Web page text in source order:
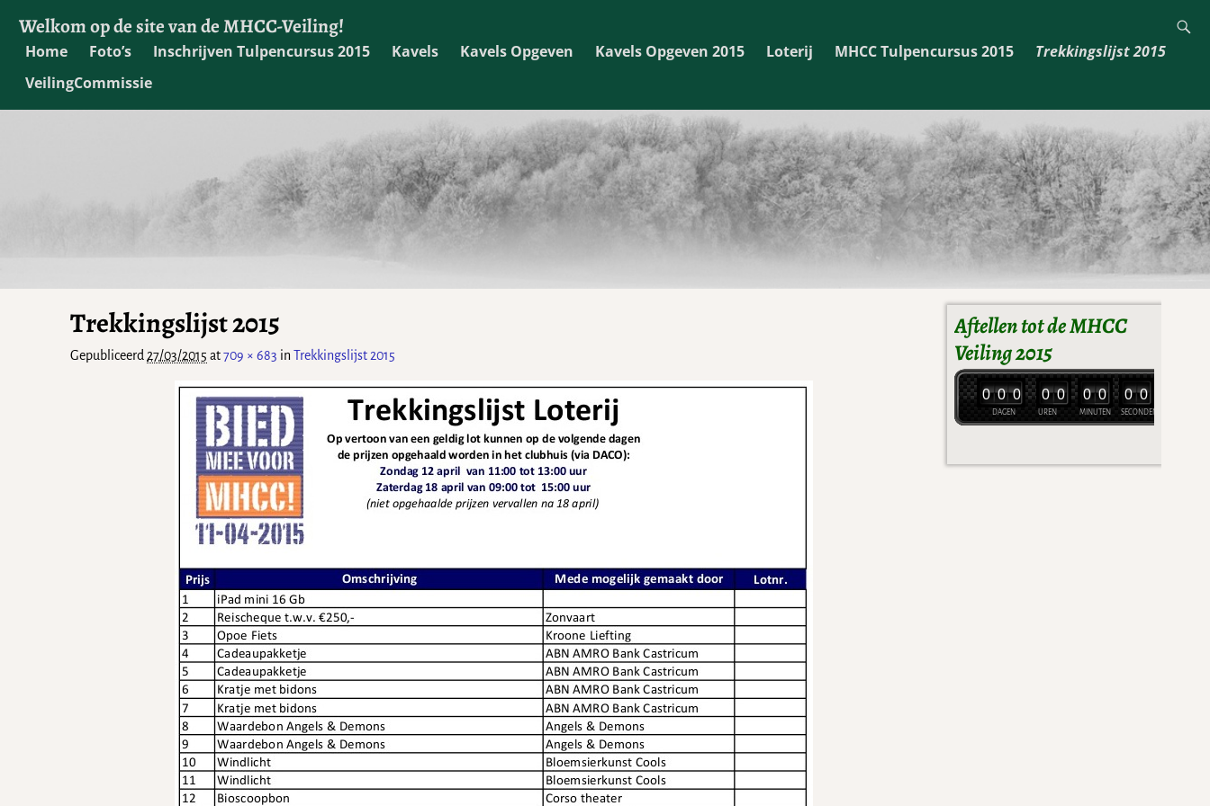
Welkom op de site van de MHCC-Veiling!
Home Foto’s Inschrijven Tulpencursus 2015 Kavels Kavels Opgeven Kavels Opgeven 2015 Loterij MHCC Tulpencursus 2015
Trekkingslijst 2015
VeilingCommissie
Trekkingslijst 2015
Gepubliceerd27/03/2015 at709 × 683 inTrekkingslijst 2015
Aftellen tot de MHCC
Veiling 2015
DAGEN
0 0 0
UREN
0 0
MINUTEN
0 0
SECONDEN
0 0